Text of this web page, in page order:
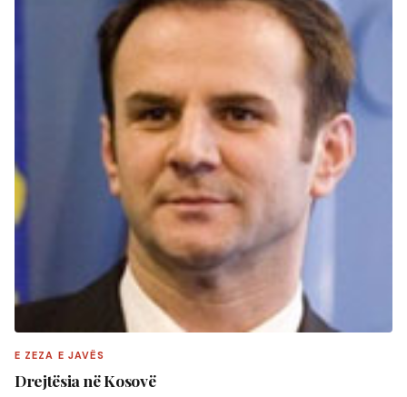
E ZEZA E JAVËS
Drejtësia në Kosovë